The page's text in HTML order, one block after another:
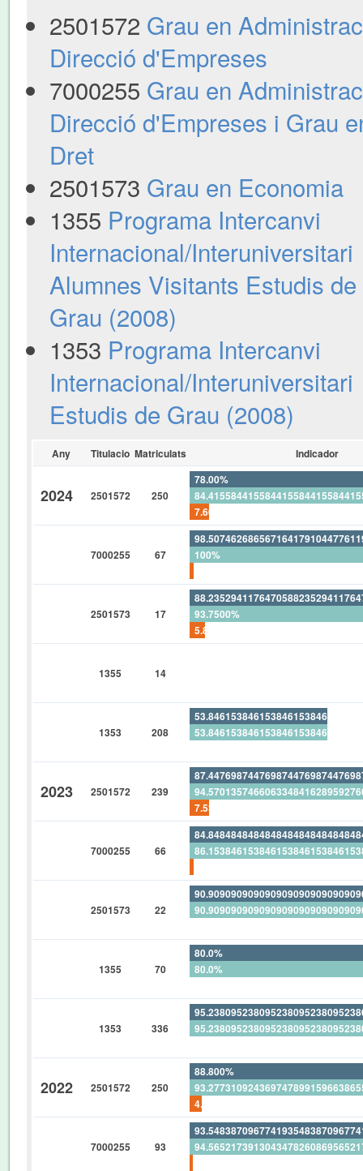
2501572 Grau en
Direcció d'Empreses
7000255 Grau en
Direcció d'Empreses i Grau
Dret
2501573 Grau en Economia
1355 Programa Intercanvi
Internacional/Interuniversitari
Alumnes Visitants Estudis de
Grau (2008)
1353 Programa Intercanvi
Internacional/Interuniversitari
Estudis de Grau (2008)
Any Titulacio Matriculats Indicador
2024 2501572 250
78.00%
7.600%
7000255 67
100%
2501573 17
93.7500%
1355 14
1353 208
2023 2501572 239
7000255 66
2501573 22
1355 70
80.0%
80.0%
1353 336
2022 2501572 250
88.800%
4.800%
7000255 93